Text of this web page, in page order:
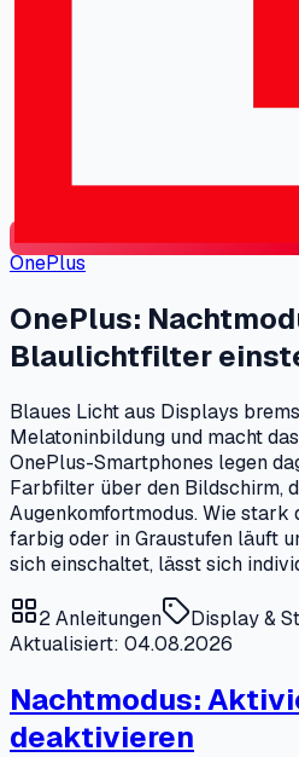
OnePlus
OnePlus:
Blaulichtfilter
Blaues Licht aus Displays
Melatoninbildung und macht
OnePlus-Smartphones legen
Farbfilter über den Bildschirm,
Augenkomfortmodus. Wie
farbig oder in Graustufen läuft
sich einschaltet, lässt sich
2Anleitungen
Display &
Aktualisiert: 04.08.2026
Nachtmodus:
deaktivieren